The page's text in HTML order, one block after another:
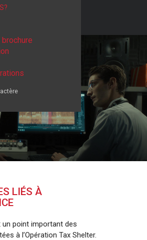
LIÉS À
un point important des
à l’Opération Tax Shelter.